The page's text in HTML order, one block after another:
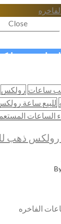
Close
الاصلية
ساعات رولكس
للبيع ساعة
ذهب